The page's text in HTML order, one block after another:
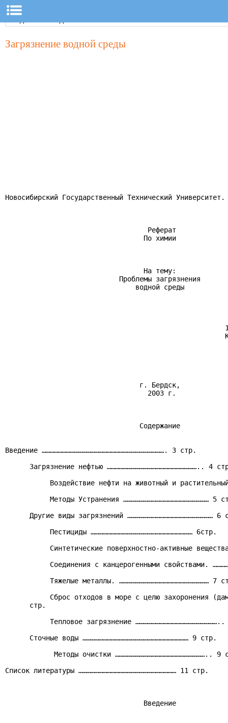
Загрязнение водной среды
Новосибирский Государственный Технический Университет.
                                   Реферат
                                  По химии
                                  На тему:
                            Проблемы загрязнения
                                водной среды
                                 г. Бердск,
                                   2003 г.
                                 Содержание
Введение ………………………………………………………………………………. 3 стр.
Загрязнение нефтью ………………………………………………………….. 4
Воздействие нефти на животный и
Методы Устранения ……………………………………………………… 5
Другие виды загрязнений ……………………………………………………… 6
           Пестициды ………………………………………………………………… 6стр.
Синтетические поверхностно-активные
Соединения с канцерогенными свойствами.
Тяжелые металлы. ………………………………………………………… 7
Сброс отходов в море с целю захоронения
      стр.
Тепловое загрязнение ……………………………………………………..
      Сточные воды …………………………………………………………………… 9 стр.
Методы очистки ………………………………………………………….. 9
Список литературы ……………………………………………………………… 11 стр.
                                  Введение